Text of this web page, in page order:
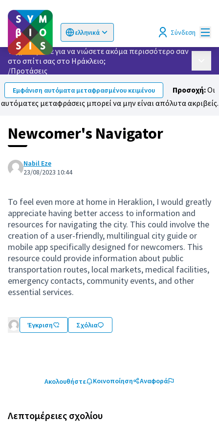
ελληνικά
Choose language Επιλογή γλώσσας Σύνδεση
Τι χρειάζεστε για να νιώσετε ακόμα περισσότερο σαν
στο σπίτι σας στο Ηράκλειο;
/Προτάσεις
Εμφάνιση αυτόματα μεταφρασμένου κειμένου Προσοχή:Οι
αυτόματες μεταφράσεις μπορεί να μην είναι απόλυτα ακριβείς.
Newcomer's Navigator
Nabil Eze
23/08/2023 10:44
To feel even more at home in Heraklion, I would greatly
appreciate having better access to information and
resources for navigating the city. This could involve the
creation of a user-friendly, multilingual city guide or
mobile app specifically designed for newcomers. This
resource could provide information about public
transportation routes, local markets, medical facilities,
emergency contacts, community events, and other
essential services.
Έγκριση Σχόλια
Ακολουθήστε Κοινοποίηση Αναφορά
Λεπτομέρειες σχολίου